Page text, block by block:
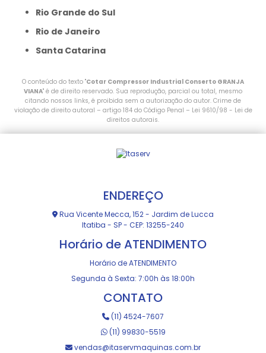
Rio Grande do Sul
Rio de Janeiro
Santa Catarina
O conteúdo do texto "Cotar Compressor Industrial Conserto GRANJA
VIANA" é de direito reservado. Sua reprodução, parcial ou total, mesmo
citando nossos links, é proibida sem a autorização do autor. Crime de
violação de direito autoral – artigo 184 do Código Penal – Lei 9610/98 - Lei de
direitos autorais.
ENDEREÇO
Rua Vicente Mecca, 152 - Jardim de Lucca
Itatiba - SP - CEP: 13255-240
Horário de ATENDIMENTO
Horário de ATENDIMENTO
Segunda à Sexta: 7:00h às 18:00h
CONTATO
(11) 4524-7607
(11) 99830-5519
vendas@itaservmaquinas.com.br